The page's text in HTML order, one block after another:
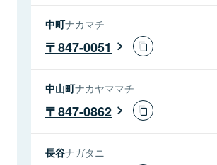
中町ナカマチ
847-0051
中山町ナカヤママチ
847-0862
長谷ナガタニ